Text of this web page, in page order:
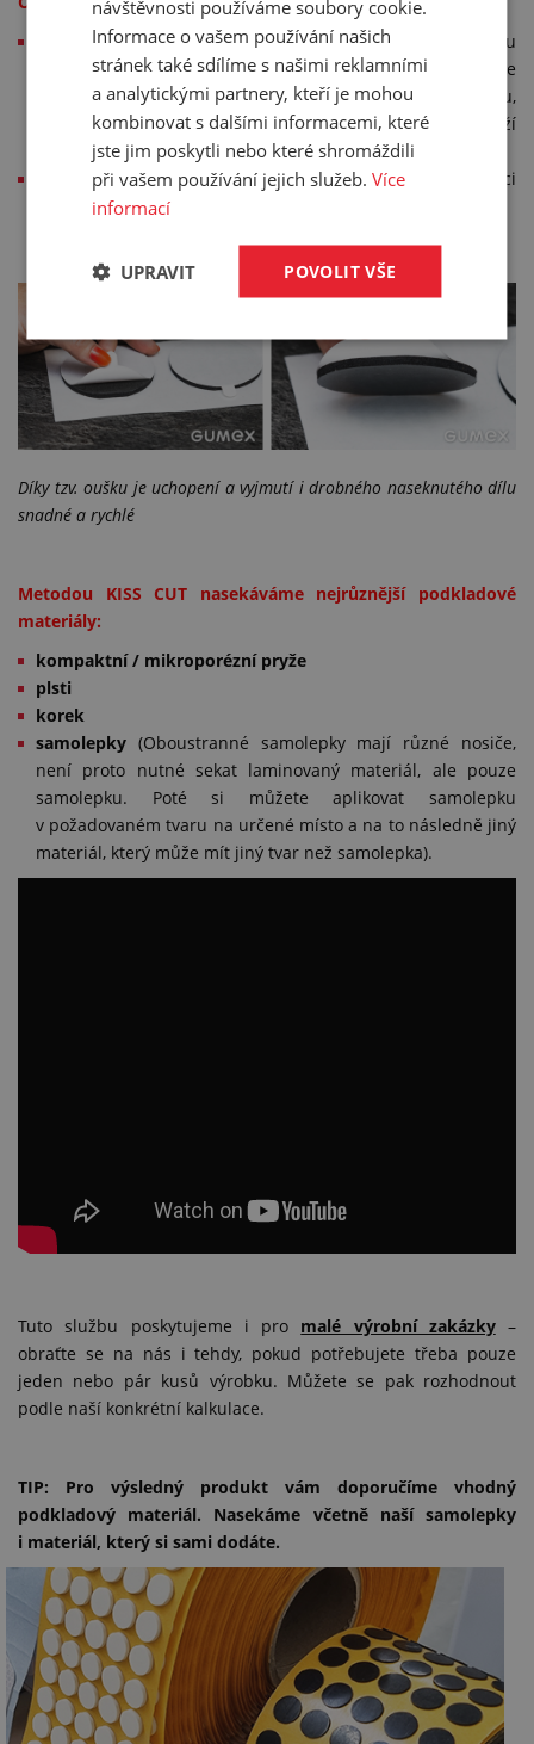
Finanční:je nutné pořízení matrice v daném rozměru
(maximálně 300 × 300 mm). Cena matrice se pohybuje
od 3 000 Kč výše. Právě tolik stojí například raznice výrobku,
jehož výkres představujeme: jedná se o mezikruží
o vnitřním průměru 12 mm a vnějším průměru 22 mm.
Technické:naseknuté tvarované díly jsou vždy v kombinaci
se samolepkou.
Díky tzv. oušku je uchopení a vyjmutí i drobného naseknutého dílu
snadné a rychlé
Metodou KISS CUT nasekáváme nejrůznější podkladové
materiály:
kompaktní / mikroporézní pryže
plsti
korek
samolepky (Oboustranné samolepky mají různé nosiče,
není proto nutné sekat laminovaný materiál, ale pouze
samolepku. Poté si můžete aplikovat samolepku
v požadovaném tvaru na určené místo a na to následně jiný
materiál, který může mít jiný tvar než samolepka).
Tuto službu poskytujeme i pro malé výrobní zakázky–
obraťte se na nás i tehdy, pokud potřebujete třeba pouze
jeden nebo pár kusů výrobku. Můžete se pak rozhodnout
podle naší konkrétní kalkulace.
TIP: Pro výsledný produkt vám doporučíme vhodný
podkladový materiál. Nasekáme včetně naší samolepky
i materiál, který si sami dodáte.
návštěvnosti používáme soubory cookie.
Informace o vašem používání našich
stránek také sdílíme s našimi reklamními
a analytickými partnery, kteří je mohou
kombinovat s dalšími informacemi, které
jste jim poskytli nebo které shromáždili
při vašem používání jejich služeb.Více
informací
POVOLIT VŠE
UPRAVIT